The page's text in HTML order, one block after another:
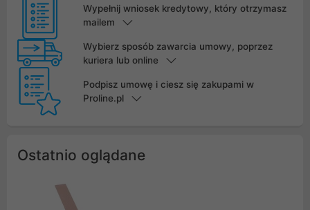
Wypełnij wniosek kredytowy, który otrzymasz
mailem
Wybierz sposób zawarcia umowy, poprzez
kuriera lub online
Podpisz umowę i ciesz się zakupami w
Proline.pl
Ostatnio oglądane